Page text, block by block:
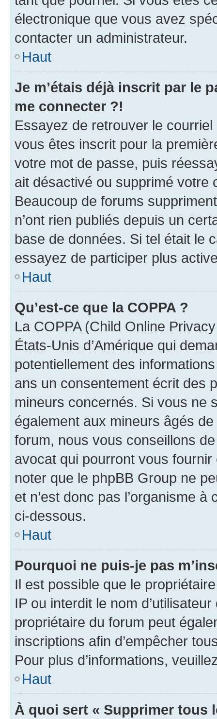
électronique que vous avez
contacter un administrateur.
Haut
Je m’étais déjà inscrit par le
me connecter ?!
Essayez de retrouver le
vous êtes inscrit pour la
votre mot de passe, puis
ait désactivé ou supprimé votre
Beaucoup de forums
n’ont rien publiés depuis un
base de données. Si tel était le
essayez de participer plus
Haut
Qu’est-ce que la COPPA ?
La COPPA (Child Online
États-Unis d’Amérique qui
potentiellement des
ans un consentement écrit des
mineurs concernés. Si vous ne
également aux mineurs âgés
forum, nous vous conseillons
avocat qui pourront vous
noter que le phpBB Group ne
et n’est donc pas l’organisme
ci-dessous.
Haut
Pourquoi ne puis-je pas
Il est possible que le
IP ou interdit le nom
propriétaire du forum peut
inscriptions afin d’empêcher
Pour plus d’informations,
Haut
À quoi sert « Supprimer tous